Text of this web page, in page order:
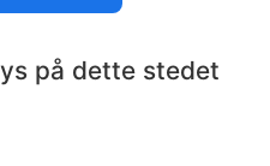
på dette stedet